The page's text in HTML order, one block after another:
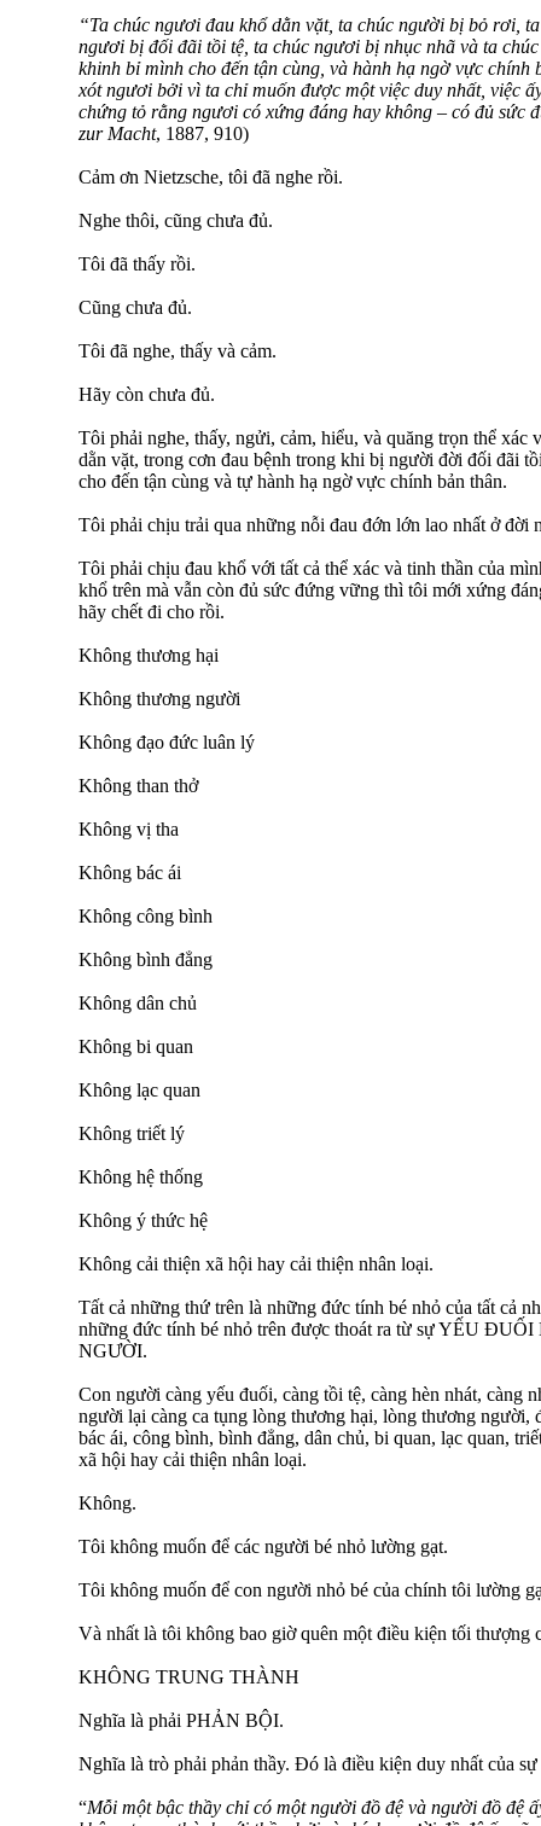
“Ta chúc ngươi đau khổ dằn vặt, ta chúc người bị bỏ rơi,
ngươi bị đối đãi tồi tệ, ta chúc ngươi bị nhục nhã và ta
khinh bỉ mình cho đến tận cùng, và hành hạ ngờ vực
xót ngươi bởi vì ta chỉ muốn được một việc duy nhất, việc
chứng tỏ rằng ngươi có xứng đáng hay không – có đủ sức
zur Macht, 1887, 910)
Cảm ơn Nietzsche, tôi đã nghe rồi.
Nghe thôi, cũng chưa đủ.
Tôi đã thấy rồi.
Cũng chưa đủ.
Tôi đã nghe, thấy và cảm.
Hãy còn chưa đủ.
Tôi phải nghe, thấy, ngửi, cảm, hiểu, và quăng trọn thể xác
dằn vặt, trong cơn đau bệnh trong khi bị người đời đối đãi
cho đến tận cùng và tự hành hạ ngờ vực chính bản thân.
Tôi phải chịu trải qua những nỗi đau đớn lớn lao nhất ở đời
Tôi phải chịu đau khổ với tất cả thể xác và tinh thần của
khổ trên mà vẫn còn đủ sức đứng vững thì tôi mới xứng
hãy chết đi cho rồi.
Không thương hại
Không thương người
Không đạo đức luân lý
Không than thở
Không vị tha
Không bác ái
Không công bình
Không bình đẳng
Không dân chủ
Không bi quan
Không lạc quan
Không triết lý
Không hệ thống
Không ý thức hệ
Không cải thiện xã hội hay cải thiện nhân loại.
Tất cả những thứ trên là những đức tính bé nhỏ của tất cả
những đức tính bé nhỏ trên được thoát ra từ sự YẾU
NGƯỜI.
Con người càng yếu đuối, càng tồi tệ, càng hèn nhát, càng
người lại càng ca tụng lòng thương hại, lòng thương người,
bác ái, công bình, bình đẳng, dân chủ, bi quan, lạc quan,
xã hội hay cải thiện nhân loại.
Không.
Tôi không muốn để các người bé nhỏ lường gạt.
Tôi không muốn để con người nhỏ bé của chính tôi lường
Và nhất là tôi không bao giờ quên một điều kiện tối thượng
KHÔNG TRUNG THÀNH
Nghĩa là phải PHẢN BỘI.
Nghĩa là trò phải phản thầy. Đó là điều kiện duy nhất của sự
“Mỗi một bậc thầy chỉ có một người đồ đệ và người đồ đệ